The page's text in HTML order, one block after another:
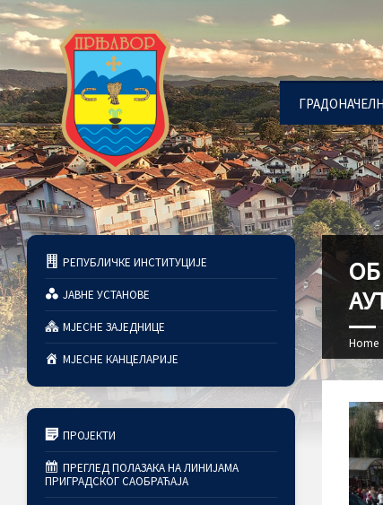
Home
РЕПУБЛИЧКЕ ИНСТИТУЦИЈЕ
ЈАВНЕ УСТАНОВЕ
МЈЕСНЕ ЗАЈЕДНИЦЕ
МЈЕСНЕ КАНЦЕЛАРИЈЕ
ПРОЈЕКТИ
ПРЕГЛЕД ПОЛАЗАКА НА ЛИНИЈАМА
ПРИГРАДСКОГ САОБРАЋАЈА